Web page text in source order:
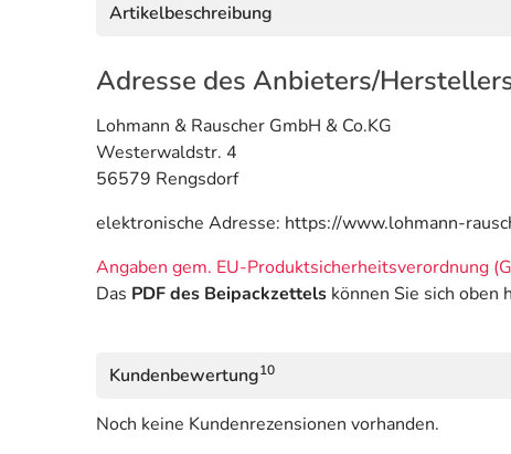
Artikelbeschreibung
Adresse des Anbieters/
Lohmann & Rauscher GmbH & Co.KG
Westerwaldstr. 4
56579 Rengsdorf
elektronische Adresse: https://www.lohmann-
Angaben gem. EU-Produktsicherheitsverordnung
Das PDF des Beipackzettels können Sie sich oben
Kundenbewertung10
Noch keine Kundenrezensionen vorhanden.